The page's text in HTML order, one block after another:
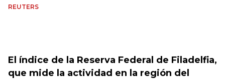
REUTERS
El índice de la Reserva Federal de Filadelfia,
que mide la actividad en la región del